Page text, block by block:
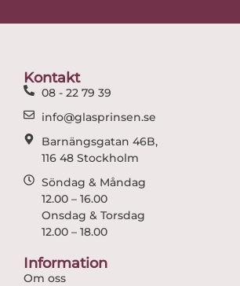
Kontakt
08 - 22 79 39
info@glasprinsen.se
Barnängsgatan 46B,
116 48 Stockholm
Söndag & Måndag
12.00 – 16.00
Onsdag & Torsdag
12.00 – 18.00
Information
Om oss